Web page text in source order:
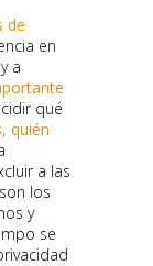
de
en
a
qué
quién
a las
los
y
se